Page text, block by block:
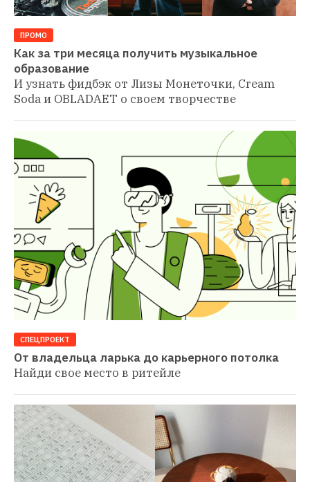
ПРОМО
Как за три месяца получить музыкальное
образование
И узнать фидбэк от Лизы Монеточки, Cream
Soda и OBLADAET о своем творчестве
СПЕЦПРОЕКТ
От владельца ларька до карьерного потолка
Найди свое место в ритейле